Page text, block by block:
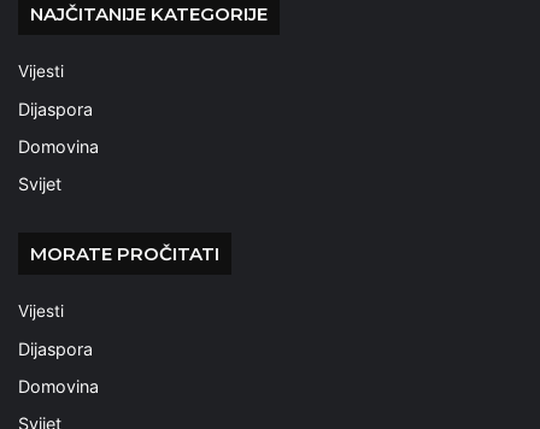
NAJČITANIJE KATEGORIJE
Vijesti
Dijaspora
Domovina
Svijet
MORATE PROČITATI
Vijesti
Dijaspora
Domovina
Svijet